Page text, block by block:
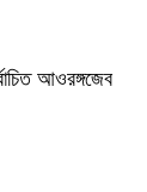
আওরঙ্গজেব